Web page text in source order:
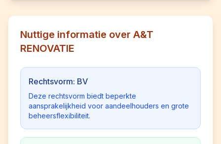
Nuttige informatie over A&T
RENOVATIE
Rechtsvorm: BV
Deze rechtsvorm biedt beperkte
aansprakelijkheid voor aandeelhouders en grote
beheersflexibiliteit.